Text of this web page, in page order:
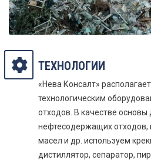
ТЕХНОЛОГИИ
«Нева Консалт»
технологическим
отходов. В качестве основы
нефтесодержащих отходов,
масел и др. используем
дистиллятор, сепаратор,